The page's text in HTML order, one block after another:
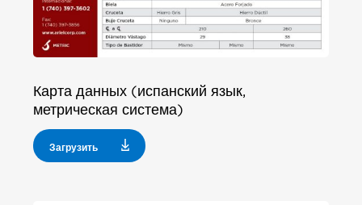
Карта данных (испанский язык,
метрическая система)
Загрузить